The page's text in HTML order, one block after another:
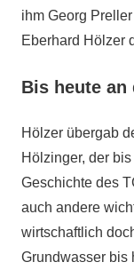
ihm Georg
Eberhard Hölzer
Bis heute an
Hölzer übergab
Hölzinger, der
Geschichte des
auch andere
wirtschaftlich
Grundwasser bis